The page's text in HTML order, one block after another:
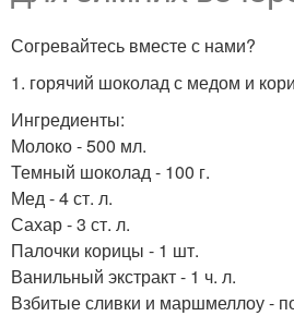
Согревайтесь вместе с нами?
1. горячий шоколад с медом и
Ингредиенты:
Молоко - 500 мл.
Темный шоколад - 100 г.
Мед - 4 ст. л.
Сахар - 3 ст. л.
Палочки корицы - 1 шт.
Ванильный экстракт - 1 ч. л.
Взбитые сливки и маршмеллоу -